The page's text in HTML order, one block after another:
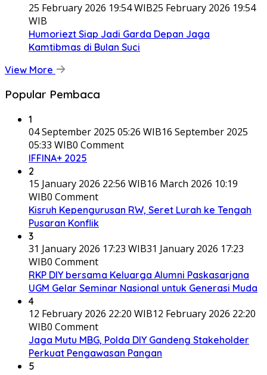
25 February 2026 19:54 WIB25 February 2026 19:54
WIB
Humoriezt Siap Jadi Garda Depan Jaga
Kamtibmas di Bulan Suci
View More
Popular Pembaca
1
04 September 2025 05:26 WIB16 September 2025
05:33 WIB0 Comment
IFFINA+ 2025
2
15 January 2026 22:56 WIB16 March 2026 10:19
WIB0 Comment
Kisruh Kepengurusan RW, Seret Lurah ke Tengah
Pusaran Konflik
3
31 January 2026 17:23 WIB31 January 2026 17:23
WIB0 Comment
RKP DIY bersama Keluarga Alumni Paskasarjana
UGM Gelar Seminar Nasional untuk Generasi Muda
4
12 February 2026 22:20 WIB12 February 2026 22:20
WIB0 Comment
Jaga Mutu MBG, Polda DIY Gandeng Stakeholder
Perkuat Pengawasan Pangan
5